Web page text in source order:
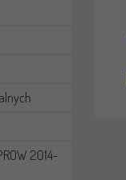
2014-